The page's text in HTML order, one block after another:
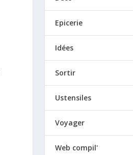
Epicerie
Idées
Sortir
Ustensiles
Voyager
Web compil'